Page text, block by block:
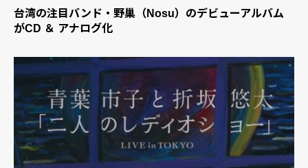
台湾の注目バンド・野巢（Nosu）のデビューアルバム
がCD ＆ アナログ化